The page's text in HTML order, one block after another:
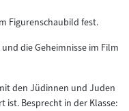
Figurenschaubild fest.
die Geheimnisse im Film
den Jüdinnen und Juden
ist. Besprecht in der Klasse: